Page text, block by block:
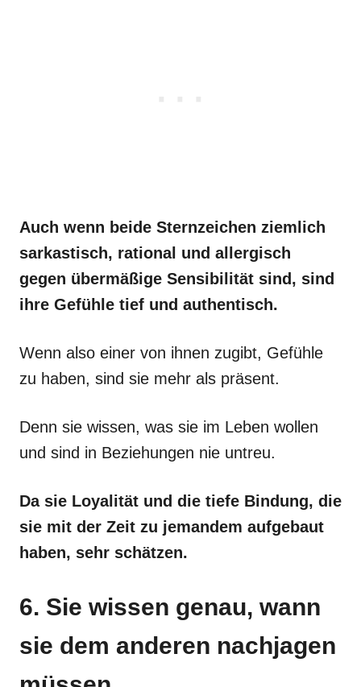
Auch wenn beide Sternzeichen ziemlich
sarkastisch, rational und allergisch
gegen übermäßige Sensibilität sind, sind
ihre Gefühle tief und authentisch.
Wenn also einer von ihnen zugibt, Gefühle
zu haben, sind sie mehr als präsent.
Denn sie wissen, was sie im Leben wollen
und sind in Beziehungen nie untreu.
Da sie Loyalität und die tiefe Bindung, die
sie mit der Zeit zu jemandem aufgebaut
haben, sehr schätzen.
6. Sie wissen genau, wann
sie dem anderen nachjagen